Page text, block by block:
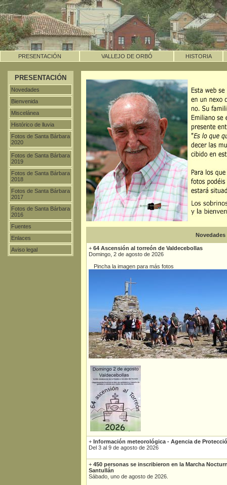
PRESENTACIÓN VALLEJO DE ORBÓ HISTORIA
PRESENTACIÓN
Novedades
Bienvenida
Miscelánea
Histórico de lluvia
Fotos de Santa Bárbara
2020
Fotos de Santa Bárbara
2019
Fotos de Santa Bárbara
2018
Fotos de Santa Bárbara
2017
Fotos de Santa Bárbara
2016
Fuentes
Enlaces
Aviso legal
Novedades
+ 64 Ascensión al torreón de Valdecebollas
Domingo, 2 de agosto de 2026
Pincha la imagen para más fotos
+ Información meteorológica - Agencia de
Del 3 al 9 de agosto de 2026
+ 450 personas se inscribieron en la Marcha
Santullán
Sábado, uno de agosto de 2026.